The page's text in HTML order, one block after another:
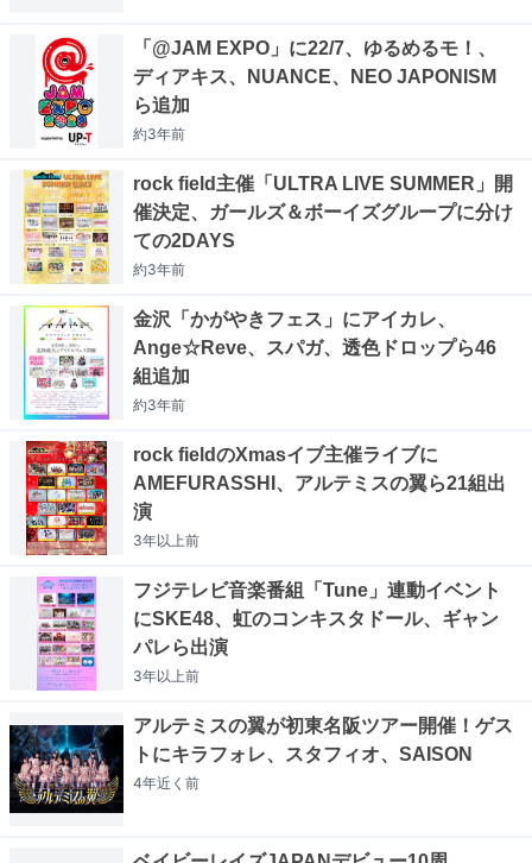
「@JAM EXPO」に22/7、ゆるめるモ！、
ディアキス、NUANCE、NEO JAPONISM
ら追加
約3年前
rock field主催「ULTRA LIVE SUMMER」開
催決定、ガールズ＆ボーイズグループに分け
ての2DAYS
約3年前
金沢「かがやきフェス」にアイカレ、
Ange☆Reve、スパガ、透色ドロップら46
組追加
約3年前
rock fieldのXmasイブ主催ライブに
AMEFURASSHI、アルテミスの翼ら21組出
演
3年以上前
フジテレビ音楽番組「Tune」連動イベント
にSKE48、虹のコンキスタドール、ギャン
パレら出演
3年以上前
アルテミスの翼が初東名阪ツアー開催！ゲス
トにキラフォレ、スタフィオ、SAISON
4年近く 前